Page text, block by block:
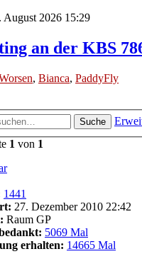
2026 15:29
an der KBS
, Bianca, PaddyFly
Suche
1 von 1
1441
27. Dezember 2010 22:42
Raum GP
5069 Mal
erhalten: 14665 Mal